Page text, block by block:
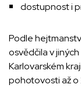
dostupnost i
Podle
osvědčila v
Karlovarském
pohotovosti až o